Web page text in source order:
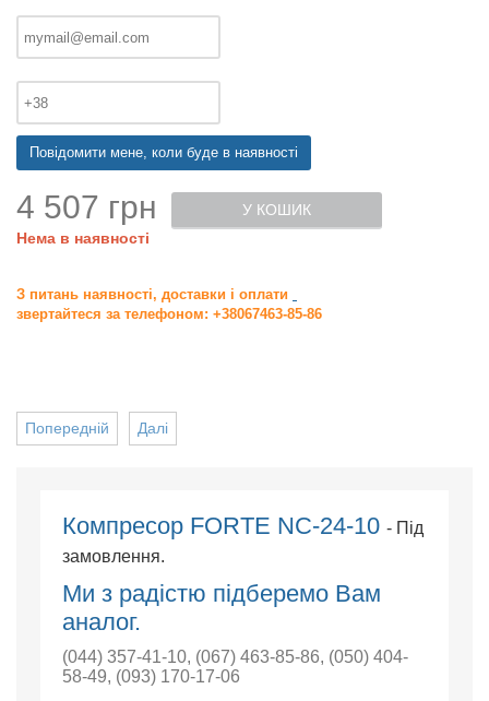
Повідомити мене, коли буде в наявності
4 507 грн
Нема в наявності
У КОШИК
З питань наявності, доставки і оплати
звертайтеся за телефоном: +38067463-85-86
Далі
Попередній
Компресор FORTE NC-24-10 - Під
замовлення.
Ми з радістю підберемо Вам
аналог.
(044) 357-41-10, (067) 463-85-86, (050) 404-
58-49, (093) 170-17-06